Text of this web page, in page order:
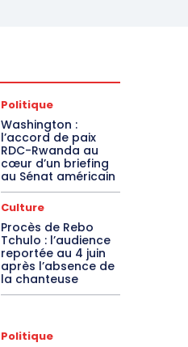
Politique
Washington :
l’accord de paix
RDC-Rwanda au
cœur d’un briefing
au Sénat américain
Culture
Procès de Rebo
Tchulo : l’audience
reportée au 4 juin
après l’absence de
la chanteuse
Politique